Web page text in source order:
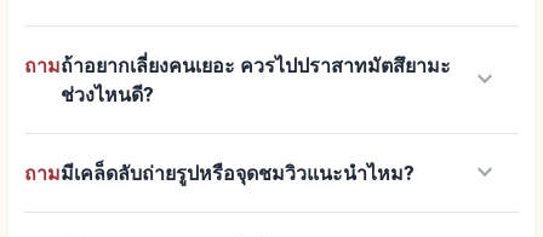
ถามถ้าอยากเลี่ยงคนเยอะ ควรไปปราสาทมัตสึยามะ
ช่วงไหนดี?
keyboard_arrow_down
ถามมีเคล็ดลับถ่ายรูปหรือจุดชมวิวแนะนำไหม? keyboard_arrow_down